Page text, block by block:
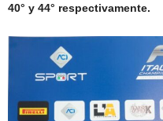
40° y 44° respectivamente.